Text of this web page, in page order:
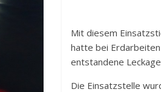
Mit diesem
hatte bei
entstandene
Die Einsatzstelle